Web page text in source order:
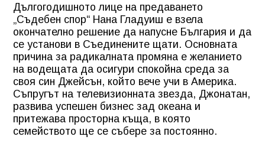
Дългогодишното лице на предаването
„Съдебен спор“ Нана Гладуиш е взела
окончателно решение да напусне България и да
се установи в Съединените щати. Основната
причина за радикалната промяна е желанието
на водещата да осигури спокойна среда за
своя син Джейсън, който вече учи в Америка.
Съпругът на телевизионната звезда, Джонатан,
развива успешен бизнес зад океана и
притежава просторна къща, в която
семейството ще се събере за постоянно.